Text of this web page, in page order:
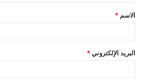
الاسم *
البريد الإلكتروني *